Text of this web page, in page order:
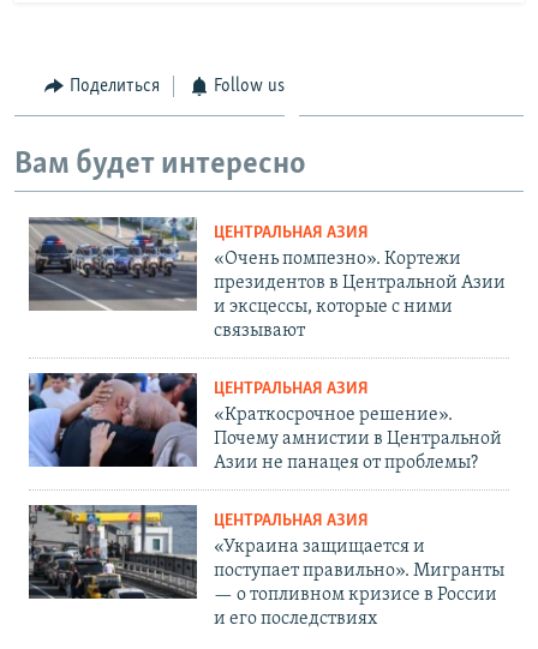
Поделиться Follow us
Вам будет интересно
ЦЕНТРАЛЬНАЯ АЗИЯ
«Очень помпезно». Кортежи
президентов в Центральной Азии
и эксцессы, которые с ними
связывают
ЦЕНТРАЛЬНАЯ АЗИЯ
«Краткосрочное решение».
Почему амнистии в Центральной
Азии не панацея от проблемы?
ЦЕНТРАЛЬНАЯ АЗИЯ
«Украина защищается и
поступает правильно». Мигранты
— о топливном кризисе в России
и его последствиях